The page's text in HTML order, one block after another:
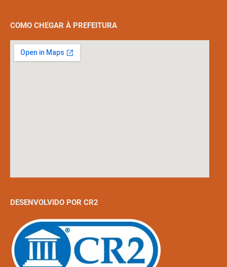
COMO CHEGAR À PREFEITURA
DESENVOLVIDO POR CR2